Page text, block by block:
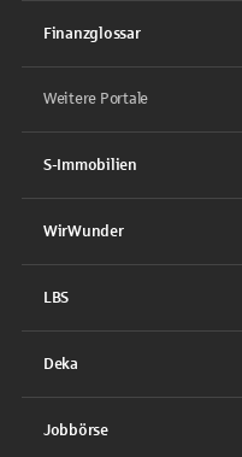
Finanzglossar
Weitere Portale
S-Immobilien
WirWunder
LBS
Deka
Jobbörse